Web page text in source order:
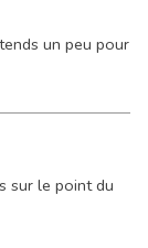
un peu pour
sur le point du